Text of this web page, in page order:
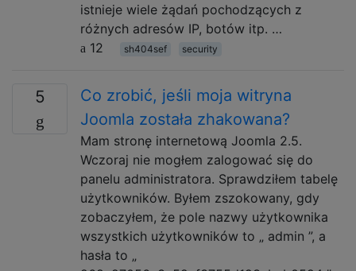
istnieje wiele żądań pochodzących z
różnych adresów IP, botów itp. …
12
sh404sef security
5
Co zrobić, jeśli moja witryna
Joomla została zhakowana?
Mam stronę internetową Joomla 2.5.
Wczoraj nie mogłem zalogować się do
panelu administratora. Sprawdziłem tabelę
użytkowników. Byłem zszokowany, gdy
zobaczyłem, że pole nazwy użytkownika
wszystkich użytkowników to „ admin ”, a
hasła to „